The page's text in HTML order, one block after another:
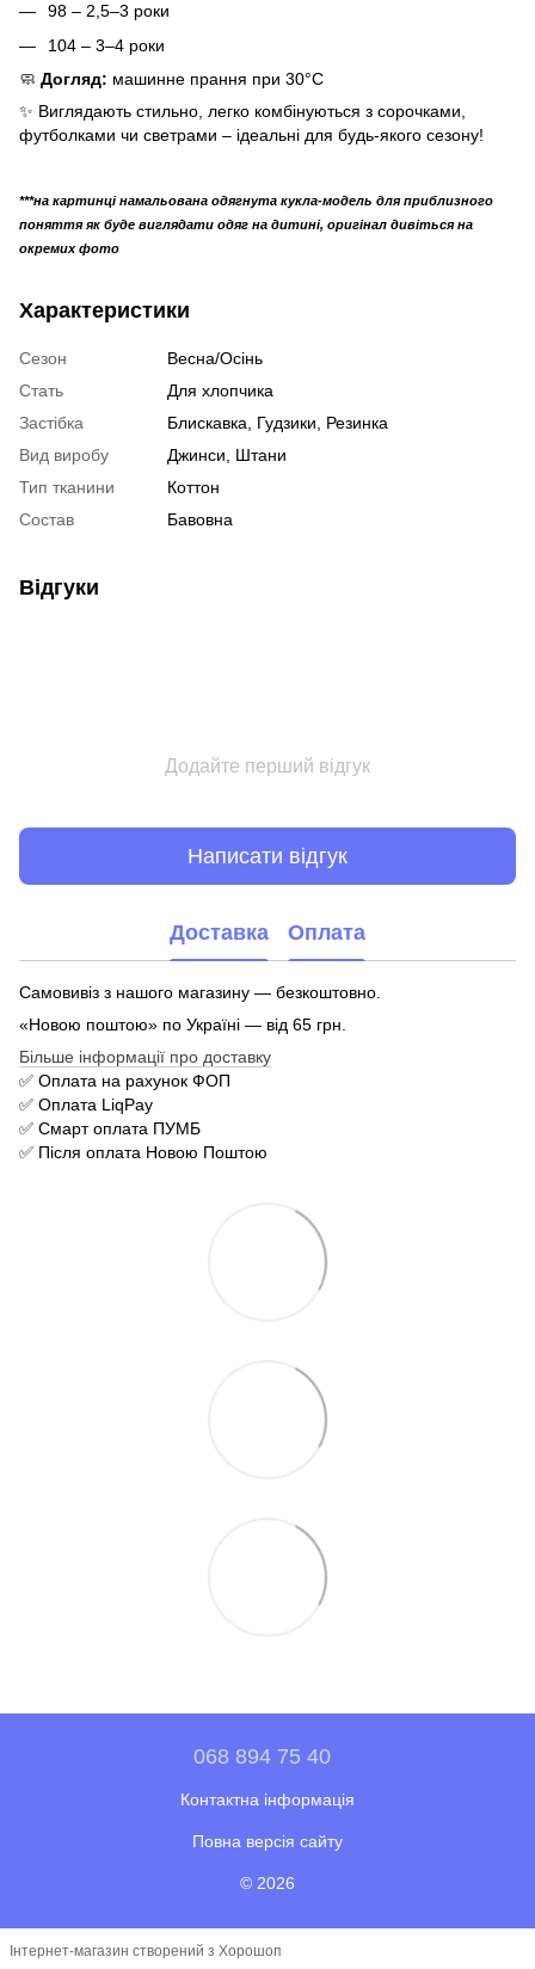
98 – 2,5–3 роки
104 – 3–4 роки
🧼 Догляд: машинне прання при 30°C
✨ Виглядають стильно, легко комбінуються з сорочками,
футболками чи светрами – ідеальні для будь-якого сезону!
***на картинці намальована одягнута кукла-модель для приблизного
поняття як буде виглядати одяг на дитині, оригінал дивіться на
окремих фото
Характеристики
Сезон
Весна/Осінь
Стать
Для хлопчика
Застібка
Блискавка, Гудзики, Резинка
Вид виробу
Джинси, Штани
Тип тканини
Коттон
Состав
Бавовна
Відгуки
Додайте перший відгук
Написати відгук
Доставка Оплата
Самовивіз з нашого магазину — безкоштовно.
«Новою поштою» по Україні — від 65 грн.
Більше інформації про доставку
✅ Оплата на рахунок ФОП
✅ Оплата LiqPay
✅ Смарт оплата ПУМБ
✅ Після оплата Новою Поштою
068 894 75 40
Контактна інформація
Повна версія сайту
© 2026
Інтернет-магазин створений з Хорошоп